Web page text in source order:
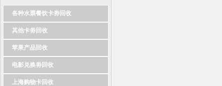
各种水票餐饮卡劵回收
其他卡劵回收
苹果产品回收
电影兑换劵回收
上海购物卡回收